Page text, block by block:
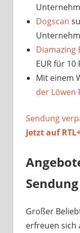
Dogscan
Diamazing
EUR für
Mit einem
der Löwen
Sendung
Jetzt auf
Sendung
Großer
erfreuen sich